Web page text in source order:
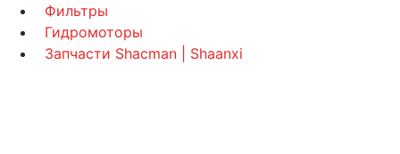
Фильтры
Гидромоторы
Запчасти Shacman | Shaanxi